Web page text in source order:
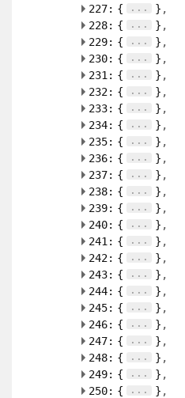
227: { ...
}
228: { ...
}
229: { ...
}
230: { ...
}
231: { ...
}
232: { ...
}
233: { ...
}
234: { ...
}
235: { ...
}
236: { ...
}
237: { ...
}
238: { ...
}
239: { ...
}
240: { ...
}
241: { ...
}
242: { ...
}
243: { ...
}
244: { ...
}
245: { ...
}
246: { ...
}
247: { ...
}
248: { ...
}
249: { ...
}
250: { ...
}